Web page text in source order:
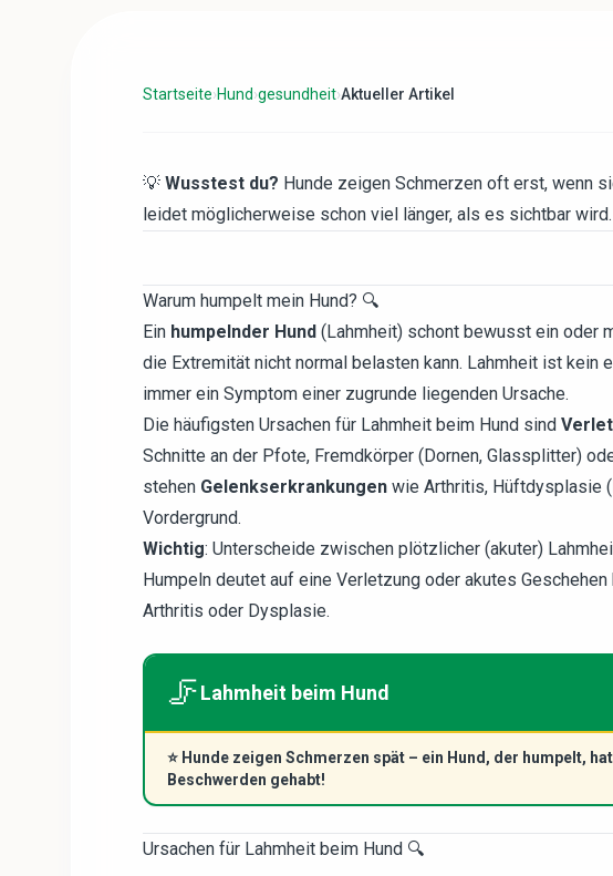
Startseite›Hund›gesundheit›Aktueller Artikel
💡 Wusstest du? Hunde zeigen Schmerzen oft erst, wenn
leidet möglicherweise schon viel länger, als es sichtbar
Warum humpelt mein Hund? 🔍
Ein humpelnder Hund (Lahmheit) schont bewusst ein oder
die Extremität nicht normal belasten kann. Lahmheit ist kein
immer ein Symptom einer zugrunde liegenden Ursache.
Die häufigsten Ursachen für Lahmheit beim Hund sind
Schnitte an der Pfote, Fremdkörper (Dornen, Glassplitter)
stehen Gelenkserkrankungen wie Arthritis, Hüftdysplasie
Vordergrund.
Wichtig: Unterscheide zwischen plötzlicher (akuter)
Humpeln deutet auf eine Verletzung oder akutes
Arthritis oder Dysplasie.
🦵Lahmheit beim Hund
⭐ Hunde zeigen Schmerzen spät – ein Hund, der humpelt,
Beschwerden gehabt!
Ursachen für Lahmheit beim Hund 🔍